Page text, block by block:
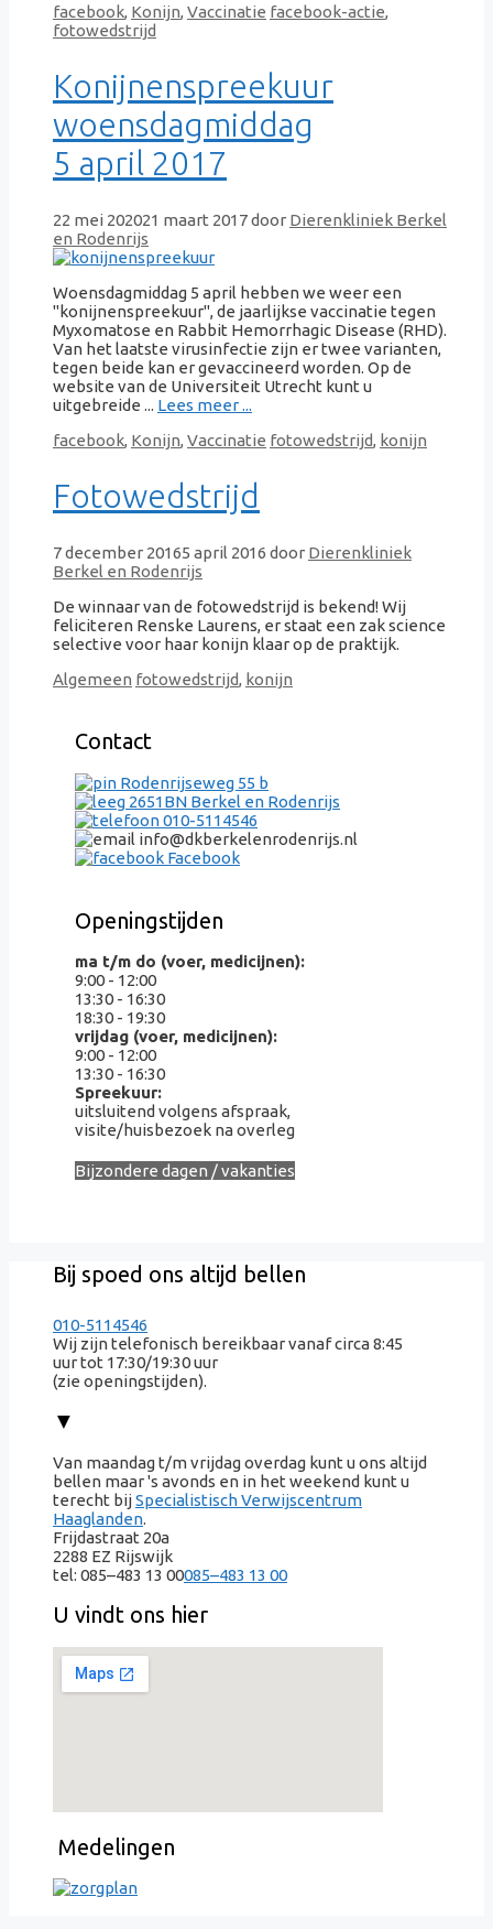
Categorieën
facebook, Konijn, Vaccinatie Tags
facebook-actie,
fotowedstrijd
Konijnenspreekuur
woensdagmiddag
5 april 2017
22 mei 202021 maart 2017door Dierenkliniek Berkel
en Rodenrijs
Woensdagmiddag 5 april hebben we weer een
"konijnenspreekuur", de jaarlijkse vaccinatie tegen
Myxomatose en Rabbit Hemorrhagic Disease (RHD).
Van het laatste virusinfectie zijn er twee varianten,
tegen beide kan er gevaccineerd worden. Op de
website van de Universiteit Utrecht kunt u
uitgebreide ... Lees meer ...
Categorieën
facebook, Konijn, Vaccinatie Tags
fotowedstrijd, konijn
Fotowedstrijd
7 december 20165 april 2016 door Dierenkliniek
Berkel en Rodenrijs
De winnaar van de fotowedstrijd is bekend! Wij
feliciteren Renske Laurens, er staat een zak science
selective voor haar konijn klaar op de praktijk.
Categorieën
Algemeen Tags
fotowedstrijd, konijn
Contact
Rodenrijseweg 55 b
2651BN Berkel en Rodenrijs
010-5114546
info@dkberkelenrodenrijs.nl
Facebook
Openingstijden
ma t/m do (voer, medicijnen):
9:00 - 12:00
13:30 - 16:30
18:30 - 19:30
vrijdag (voer, medicijnen):
9:00 - 12:00
13:30 - 16:30
Spreekuur:
uitsluitend volgens afspraak,
visite/huisbezoek na overleg
Bijzondere dagen / vakanties
Bij spoed ons altijd bellen
010-5114546
Wij zijn telefonisch bereikbaar vanaf circa 8:45
uur tot 17:30/19:30 uur
(zie openingstijden).
▼
Van maandag t/m vrijdag overdag kunt u ons altijd
bellen maar 's avonds en in het weekend kunt u
terecht bijSpecialistisch Verwijscentrum
Haaglanden.
Frijdastraat 20a
2288 EZ Rijswijk
tel: 085–483 13 00085–483 13 00
U vindt ons hier
Medelingen